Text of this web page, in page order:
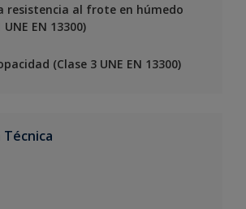
resistencia al frote en húmedo
UNE EN 13300)
(Clase 3 UNE EN 13300)